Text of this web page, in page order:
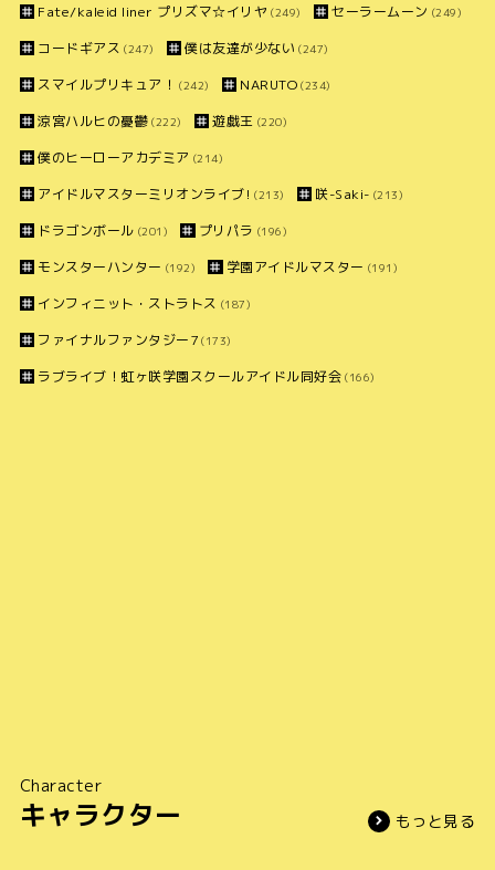
Fate/kaleid liner プリズマ☆イリヤ (249) セーラームーン (249)
コードギアス (247) 僕は友達が少ない (247)
スマイルプリキュア！ (242) NARUTO (234)
涼宮ハルヒの憂鬱 (222) 遊戯王 (220)
僕のヒーローアカデミア (214)
アイドルマスターミリオンライブ! (213) 咲-Saki- (213)
ドラゴンボール (201) プリパラ (196)
モンスターハンター (192) 学園アイドルマスター (191)
インフィニット・ストラトス (187)
ファイナルファンタジー7 (173)
ラブライブ！虹ヶ咲学園スクールアイドル同好会 (166)
Character
キャラクター もっと見る